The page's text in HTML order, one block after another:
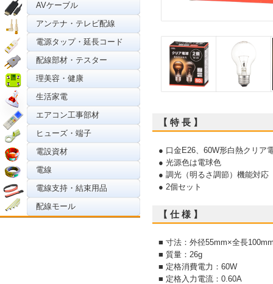
AVケーブル
アンテナ・テレビ配線
電源タップ・延長コード
配線部材・テスター
理美容・健康
生活家電
エアコン工事部材
ヒューズ・端子
電設資材
電線
電線支持・結束用品
配線モール
【 特 長 】
● 口金E26、60W形白熱クリア
● 光源色は電球色
● 調光（明るさ調節）機能対応
● 2個セット
【 仕 様 】
■ 寸法：外径55mm×全長
■ 質量：26g
■ 定格消費電力：60W
■ 定格入力電流：0.60A